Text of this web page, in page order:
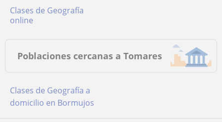
Clases de Geografía
online
Poblaciones cercanas a Tomares
Clases de Geografía a
domicilio en Bormujos